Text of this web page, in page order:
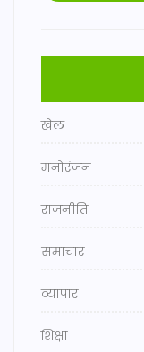
खेल
मनोरंजन
राजनीति
समाचार
व्यापार
शिक्षा